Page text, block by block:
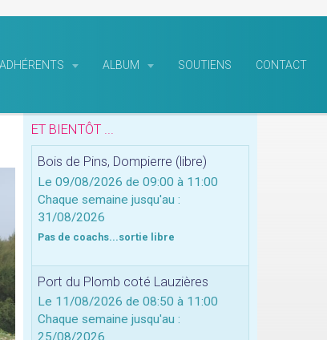
ADHÉRENTS ALBUM SOUTIENS CONTACT
ET BIENTÔT ...
Bois de Pins, Dompierre (libre)
Le 09/08/2026 de 09:00 à 11:00
Chaque semaine jusqu'au :
31/08/2026
Pas de coachs...sortie libre
Port du Plomb coté Lauzières
Le 11/08/2026 de 08:50 à 11:00
Chaque semaine jusqu'au :
25/08/2026